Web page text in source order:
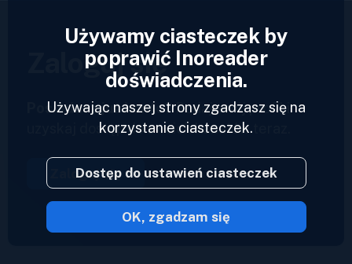
Zaloguj się
Posiadasz już konto?Podaj swój profil i
uzyskaj dostęp do swoich kanałów teraz.
Zaloguj się
2023 © Inoreader
Używamy ciasteczek by
poprawić Inoreader
doświadczenia.
Używając naszej strony zgadzasz się na
korzystanie ciasteczek.
Dostęp do ustawień ciasteczek
OK, zgadzam się